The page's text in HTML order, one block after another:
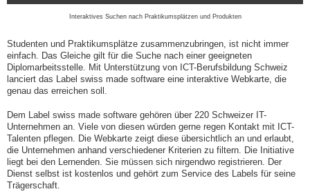
Interaktives Suchen nach Praktikumsplätzen und Produkten
Studenten und Praktikumsplätze zusammenzubringen, ist nicht immer
einfach. Das Gleiche gilt für die Suche nach einer geeigneten
Diplomarbeitsstelle. Mit Unterstützung von ICT-Berufsbildung Schweiz
lanciert das Label swiss made software eine interaktive Webkarte, die
genau das erreichen soll.
Dem Label swiss made software gehören über 220 Schweizer IT-
Unternehmen an. Viele von diesen würden gerne regen Kontakt mit ICT-
Talenten pflegen. Die Webkarte zeigt diese übersichtlich an und erlaubt,
die Unternehmen anhand verschiedener Kriterien zu filtern. Die Initiative
liegt bei den Lernenden. Sie müssen sich nirgendwo registrieren. Der
Dienst selbst ist kostenlos und gehört zum Service des Labels für seine
Trägerschaft.